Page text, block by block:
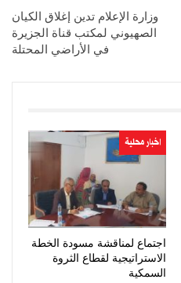
وزارة الإعلام تدين إغلاق الكيان
الصهيوني لمكتب قناة الجزيرة
في الأراضي المحتلة
اخبار محلية
اجتماع لمناقشة مسودة الخطة
الاستراتيجية لقطاع الثروة
السمكية